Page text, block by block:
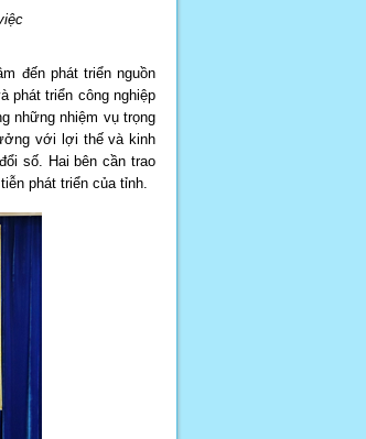
đến phát triển nguồn
phát triển công nghiệp
những nhiệm vụ trọng
với lợi thế và kinh
số. Hai bên cần trao
phát triển của tỉnh.